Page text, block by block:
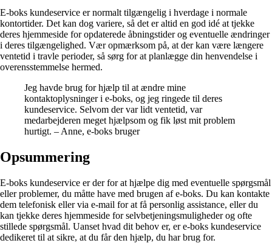
E-boks kundeservice er normalt tilgængelig i hverdage i normale
kontortider. Det kan dog variere, så det er altid en god idé at tjekke
deres hjemmeside for opdaterede åbningstider og eventuelle ændringer
i deres tilgængelighed. Vær opmærksom på, at der kan være længere
ventetid i travle perioder, så sørg for at planlægge din henvendelse i
overensstemmelse hermed.
Jeg havde brug for hjælp til at ændre mine
kontaktoplysninger i e-boks, og jeg ringede til deres
kundeservice. Selvom der var lidt ventetid, var
medarbejderen meget hjælpsom og fik løst mit problem
hurtigt. – Anne, e-boks bruger
Opsummering
E-boks kundeservice er der for at hjælpe dig med eventuelle spørgsmål
eller problemer, du måtte have med brugen af e-boks. Du kan kontakte
dem telefonisk eller via e-mail for at få personlig assistance, eller du
kan tjekke deres hjemmeside for selvbetjeningsmuligheder og ofte
stillede spørgsmål. Uanset hvad dit behov er, er e-boks kundeservice
dedikeret til at sikre, at du får den hjælp, du har brug for.